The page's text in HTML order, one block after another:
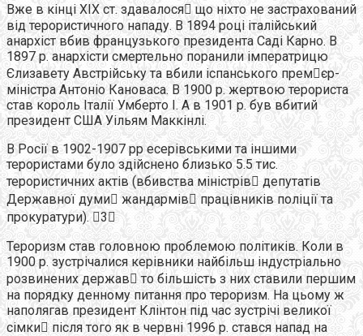
Вже в кінці ХІХ ст. здавалося що ніхто не застрахований
від терористичного нападу. В 1894 році італійський
анархіст вбив французького президента Саді Карно. В
1897 р. анархісти смертельно поранили імператрицю
Єлизавету Австрійську та вбили іспанського премєр-
міністра Антоніо Кановаса. В 1900 р. жертвою терориста
став король Італії Умберто І. А в 1901 р. був вбитий
президент США Уільям Маккінлі.
В Росії в 1902-1907 рр есерівськими та іншими
терористами було здійснено близько 5.5 тис.
терористичних актів (вбивства міністрів депутатів
Державної думи жандармів працівників поліції та
прокуратури). 3
Тероризм став головною проблемою політиків. Коли в
1900 р. зустрічалися керівники найбільш індустріально
розвинених держав то більшість з них ставили першим
на порядку денному питання про тероризм. На цьому ж
наполягав президент Клінтон під час зустрічі великої
сімки після того як в червні 1996 р. стався напад на